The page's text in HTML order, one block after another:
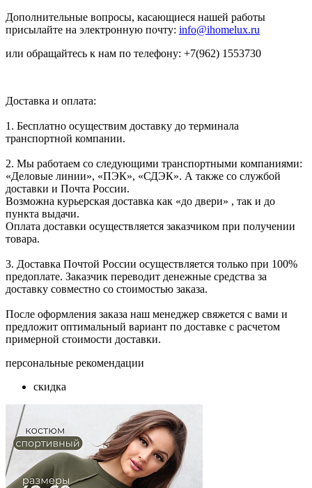
Дополнительные вопросы, касающиеся нашей работы
присылайте на электронную почту: info@ihomelux.ru
или обращайтесь к нам по телефону: +7(962) 1553730
Доставка и оплата:
1. Бесплатно осуществим доставку до терминала
транспортной компании.
2. Мы работаем со следующими транспортными компаниями:
«Деловые линии», «ПЭК», «СДЭК». А также со службой
доставки и Почта России.
Возможна курьерская доставка как «до двери» , так и до
пункта выдачи.
Оплата доставки осуществляется заказчиком при получении
товара.
3. Доставка Почтой России осуществляется только при 100%
предоплате. Заказчик переводит денежные средства за
доставку совместно со стоимостью заказа.
После оформления заказа наш менеджер свяжется с вами и
предложит оптимальный вариант по доставке с расчетом
примерной стоимости доставки.
персональные рекомендации
скидка